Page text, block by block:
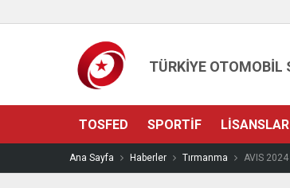
TÜRKİYE OTOMOBİL
TOSFED SPORTIF LISANSLAR
Ana Sayfa Haberler Tırmanma AVIS